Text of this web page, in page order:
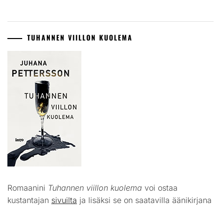
TUHANNEN VIILLON KUOLEMA
Romaanini Tuhannen viillon kuolema voi ostaa
kustantajan sivuilta ja lisäksi se on saatavilla äänikirjana